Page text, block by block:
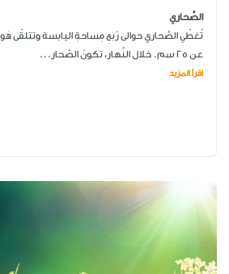
الصَّحاري
تُغطّي الصَّحاري حوالى رُبعِ مِساحةِ اليابسة وتتلقّى
عن 25 سم. خلال النَّهار، تكونُ الصَّحار...
اقرأ المزيد